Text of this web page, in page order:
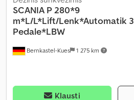
Bernkastel-Kues 1 275 km
SCANIA P 280*9
m*L/L*Lift/Lenk*Automatik 3
Pedale*LBW
Klausti